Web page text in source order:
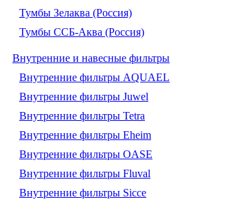
Тумбы Зелаква (Россия)
Тумбы ССБ-Аква (Россия)
Внутренние и навесные фильтры
Внутренние фильтры AQUAEL
Внутренние фильтры Juwel
Внутренние фильтры Tetra
Внутренние фильтры Eheim
Внутренние фильтры OASE
Внутренние фильтры Fluval
Внутренние фильтры Sicce